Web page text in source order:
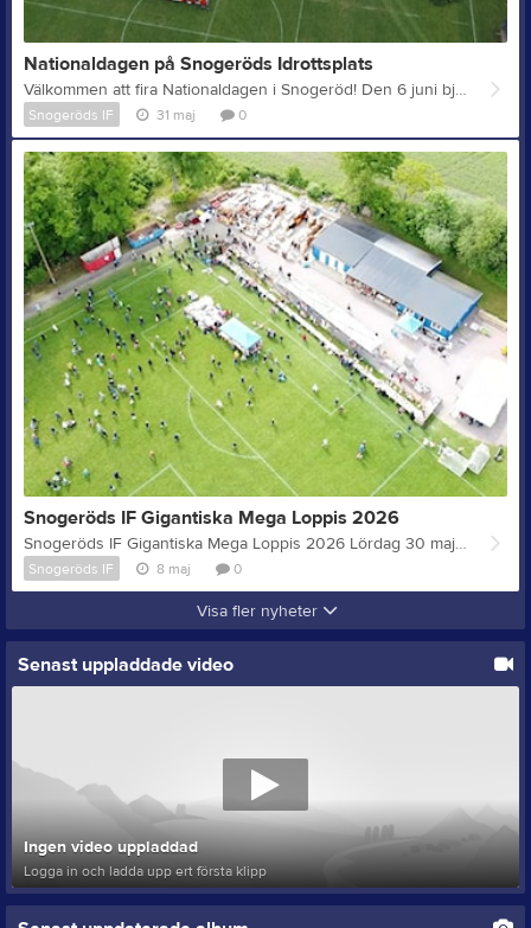
Nationaldagen på Snogeröds Idrottsplats
Välkommen att fira Nationaldagen i Snogeröd! Den 6 juni bjuder Södra Ringsjöortens Bygdeförening och Snogeröds IF in till ett härligt nationaldagsfirande på Snogeröds Idrottsplats – en eftermiddag fylld med musik, gemenskap, aktiviteter och upplevelser för hela familjen!
Snogeröds IF 31 maj 0
Snogeröds IF Gigantiska Mega Loppis 2026
Snogeröds IF Gigantiska Mega Loppis 2026 Lördag 30 maj kl. 11:00 Välkomna till årets stora fyndarfest på Snogeröds Idrottsplats. Efter förra årets rekordloppis lovar vi en ännu störra loppis. Vi har dubbelt så mycket saker i år! Hos oss hittar ni möbler, lampor, kläder, tyger, skor, väskor, porslin, köksutrustning, köksgeråd, elektronik, prydnadssaker, sportutrustning, friluftsutrustning, båtar, böcker, filmer, tidningar, verktyg, maskiner, cyklar, tavlor osv. Auktion kl. 12:30. Entré 30 kr. Vi tar både Swish och kontanter. Kiosken är givetvis öppen och där kan du avnjuta läckerheter som kaffe och kaka, hamburgare och korv med bröd. Vill ni skänka saker till loppisen? Kontakta oss för mer info: Linus Harnfeldt: 0704-66 44 34 Oskar Rönnerling: 0767-83 25 00 Varmt välkomna!
Snogeröds IF 8 maj 0
Visa fler nyheter
Senast uppladdade video
Ingen video uppladdad
Logga in och ladda upp ert första klipp